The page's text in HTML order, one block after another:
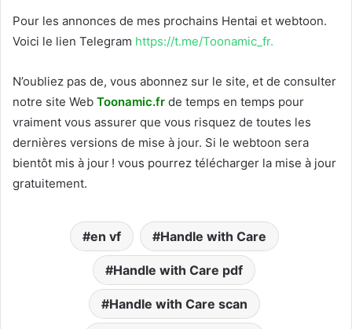
Pour les annonces de mes prochains Hentai et webtoon.
Voici le lien Telegram https://t.me/Toonamic_fr.
N’oubliez pas de, vous abonnez sur le site, et de consulter
notre site Web Toonamic.fr de temps en temps pour
vraiment vous assurer que vous risquez de toutes les
dernières versions de mise à jour. Si le webtoon sera
bientôt mis à jour ! vous pourrez télécharger la mise à jour
gratuitement.
en vf Handle with Care
Handle with Care pdf
Handle with Care scan